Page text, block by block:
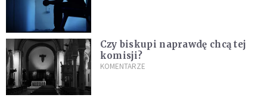
Czy biskupi naprawdę chcą tej
komisji?
KOMENTARZE